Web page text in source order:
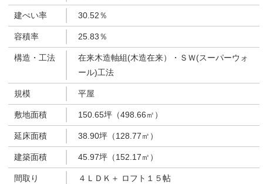
建ぺい率 30.52％
容積率 25.83％
構造・工法
在来木造軸組(木造在来）・ＳＷ(スーパーウォ
ール)工法
規模 平屋
敷地面積 150.65坪（498.66㎡）
延床面積 38.90坪（128.77㎡）
建築面積 45.97坪（152.17㎡）
間取り ４ＬＤＫ＋ ロフト１５帖